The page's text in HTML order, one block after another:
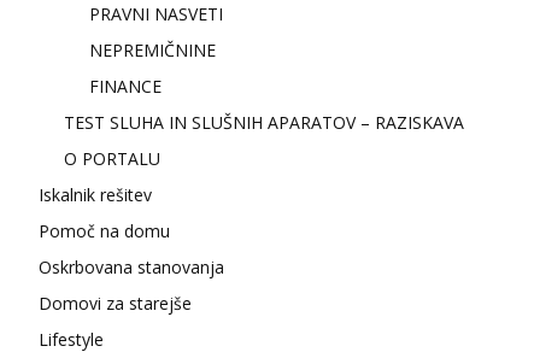
PRAVNI NASVETI
NEPREMIČNINE
FINANCE
TEST SLUHA IN SLUŠNIH APARATOV – RAZISKAVA
O PORTALU
Iskalnik rešitev
Pomoč na domu
Oskrbovana stanovanja
Domovi za starejše
Lifestyle